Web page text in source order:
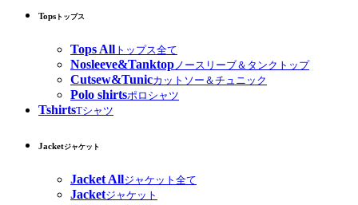
Tops トップス
Tops All トップス全て
Nosleeve&Tanktop ノースリーブ＆タンクトップ
Cutsew&Tunicカットソー＆チュニック
Polo shirtsポロシャツ
TshirtsTシャツ
Jacketジャケット
Jacket Allジャケット全て
Jacketジャケット